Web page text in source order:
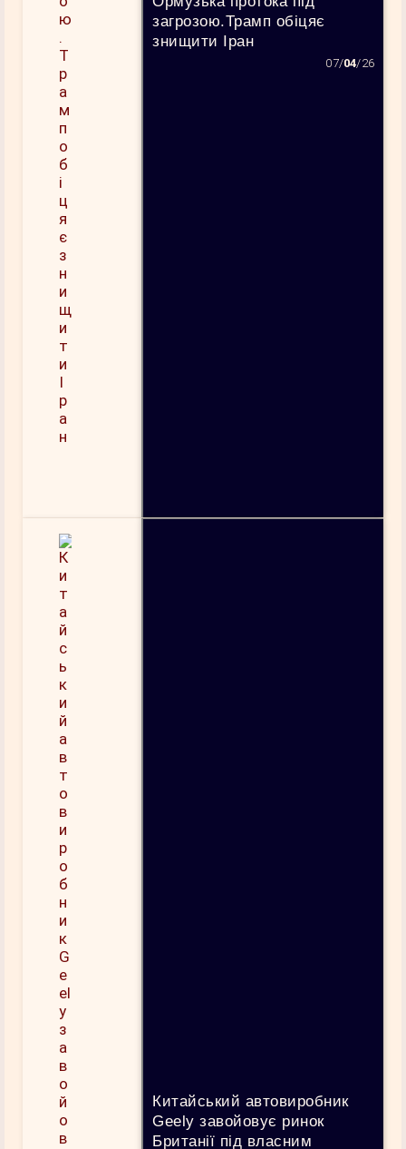
загрозою.Трамп обіцяє
знищити Іран
07/04/26
Китайський автовиробник
Geely завойовує ринок
Британії під власним